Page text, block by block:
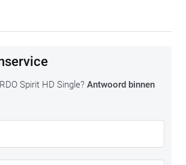
Spirit HD Single? Antwoord binnen